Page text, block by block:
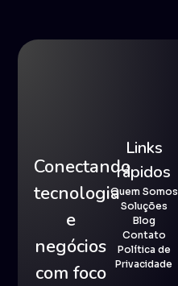
Conectando
tecnologia
e
negócios
com foco
Links
rápidos
Quem Somos
Soluções
Blog
Contato
Política de
Privacidade